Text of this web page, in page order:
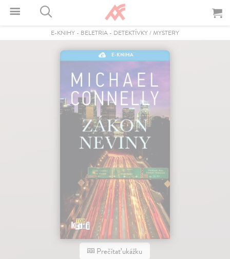
E-KNIHY - BELETRIA - DETEKTÍVKY / MYSTERY
E-KNIHA
Prečítať ukážku